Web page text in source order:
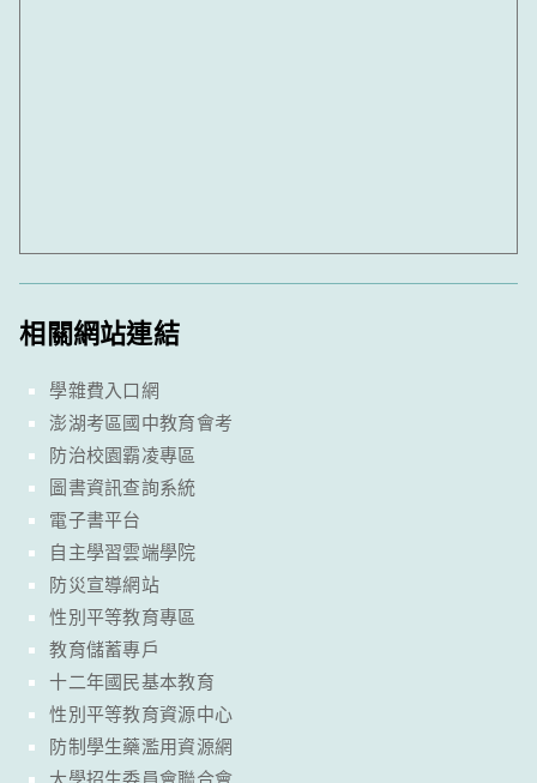
相關網站連結
學雜費入口網
澎湖考區國中教育會考
防治校園霸凌專區
圖書資訊查詢系統
電子書平台
自主學習雲端學院
防災宣導網站
性別平等教育專區
教育儲蓄專戶
十二年國民基本教育
性別平等教育資源中心
防制學生藥濫用資源網